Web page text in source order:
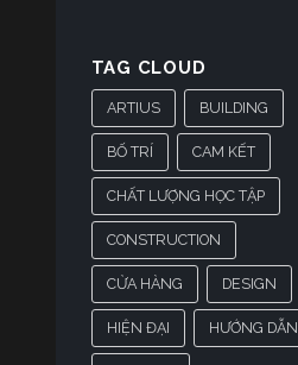
TAG CLOUD
ARTIUS BUILDING
BỐ TRÍ CAM KẾT
CHẤT LƯỢNG HỌC TẬP
CONSTRUCTION
CỬA HÀNG DESIGN
HIỆN ĐẠI HƯỚNG DẪN